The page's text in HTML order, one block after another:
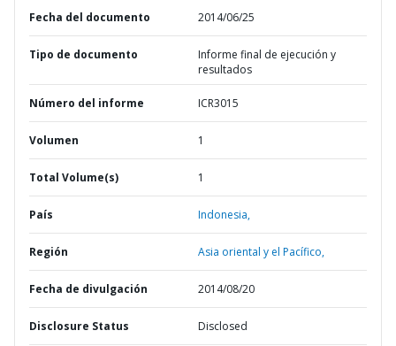
Fecha del documento 2014/06/25
Tipo de documento
Informe final de ejecución y
resultados
Número del informe ICR3015
Volumen 1
Total Volume(s) 1
País Indonesia,
Región Asia oriental y el Pacífico,
Fecha de divulgación 2014/08/20
Disclosure Status Disclosed